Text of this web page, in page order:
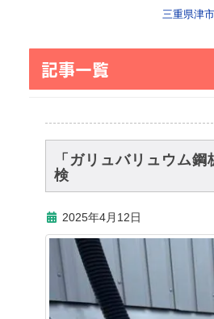
三重県津
記事一覧
「ガリュバリュウム
検
2025年4月12日